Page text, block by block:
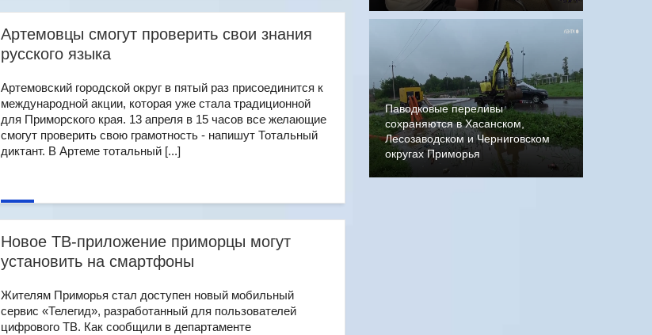
Артемовцы смогут проверить свои знания
русского языка
Артемовский городской округ в пятый раз присоединится к
международной акции, которая уже стала традиционной
для Приморского края. 13 апреля в 15 часов все желающие
смогут проверить свою грамотность - напишут Тотальный
диктант. В Артеме тотальный [...]
Новое ТВ-приложение приморцы могут
установить на смартфоны
Жителям Приморья стал доступен новый мобильный
сервис «Телегид», разработанный для пользователей
цифрового ТВ. Как сообщили в департаменте
Паводковые переливы
сохраняются в Хасанском,
Лесозаводском и Черниговском
округах Приморья